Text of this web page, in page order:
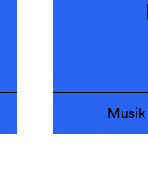
Musik